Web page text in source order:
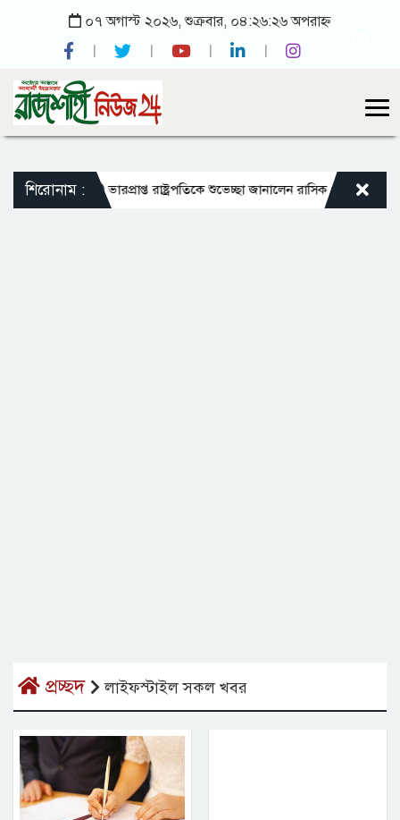
০৭ অগাস্ট ২০২৬, শুক্রবার, ০৪:২৬:২৬ অপরাহ্ন
শিরোনাম :
চালু ভারপ্রাপ্ত রাষ্ট্রপতিকে শুভেচ্ছা জানালেন রাসিক প্রশাসক মাহফুজুর
প্রচ্ছদ লাইফস্টাইল সকল খবর